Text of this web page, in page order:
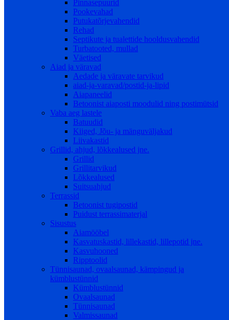
Pinnasepuurid
Pookevahad
Putukatõrjevahendid
Rehad
Septikute ja tualettide hooldusvahendid
Turbatooted, mullad
Väetised
Aiad ja väravad
Aedade ja väravate tarvikud
aiad-ja-varavad/postid-ja-lipid
Aiapaneelid
Betoonist aiaposti moodulid ning postimütsid
Vaba aeg lastele
Batuudid
Kiiged, Jõu- ja mänguväljakud
Liivakastid
Grillid, ahjud, lõkkealused jne.
Grillid
Grillitarvikud
Lõkkealused
Suitsuahjud
Terrassid
Betoonist tugipostid
Puidust terrassimaterjal
Sisustus
Aiamööbel
Kasvatuskastid, lillekastid, lillepotid jne.
Kasvuhooned
Ripptoolid
Tünnisaunad, ovaalsaunad, kämpingud ja
kümblustünnid
Kümblustünnid
Ovaalsaunad
Tünnisaunad
Valmissaunad